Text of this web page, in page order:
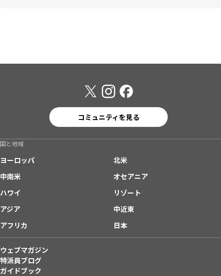
コミュニティを見る
国と地域
ヨーロッパ
北米
中南米
オセアニア
ハワイ
リゾート
アジア
中近東
アフリカ
日本
ウェブマガジン
特派員ブログ
ガイドブック